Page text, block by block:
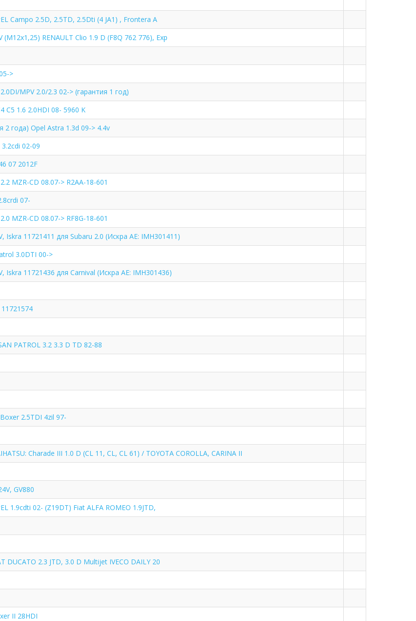
Campo 2.5D, 2.5TD, 2.5Dti (4 JA1) , Frontera A
(M12x1,25) RENAULT Clio 1.9 D (F8Q 762 776), Exp
>
MPV 2.0/2.3 02-> (гарантия 1 год)
C5 1.6 2.0HDI 08- 5960 K
2 года) Opel Astra 1.3d 09-> 4.4v
02-09
07 2012F
MZR-CD 08.07-> R2AA-18-601
07-
MZR-CD 08.07-> RF8G-18-601
Iskra 11721411 для Subaru 2.0 (Искра АЕ: IMH301411)
3.0DTI 00->
Iskra 11721436 для Carnival (Искра АЕ: IMH301436)
PATROL 3.2 3.3 D TD 82-88
2.5TDI 4zil 97-
Charade III 1.0 D (CL 11, CL, CL 61) / TOYOTA COROLLA, CARINA II
GV880
1.9cdti 02- (Z19DT) Fiat ALFA ROMEO 1.9JTD,
DUCATO 2.3 JTD, 3.0 D Multijet IVECO DAILY 20
II 28HDI